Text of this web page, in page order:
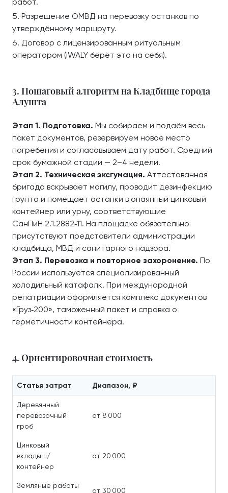
Разрешение ОМВД на перевозку останков по
утверждённому маршруту.
Договор с лицензированным ритуальным
оператором (iWALY берёт это на себя).
3. Пошаговый алгоритм на Кладбище города
Алушта
Этап 1. Подготовка. Мы собираем и подаём весь
пакет документов, резервируем новое место
погребения и согласовываем дату работ. Средний
срок бумажной стадии — 2–4 недели.
Этап 2. Техническая эксгумация. Аттестованная
бригада вскрывает могилу, проводит дезинфекцию
грунта и помещает останки в опаянный цинковый
контейнер или урну, соответствующие
СанПиН 2.1.2882‑11. На площадке обязательно
присутствуют представители администрации
кладбища, МВД и санитарного надзора.
Этап 3. Перевозка и повторное захоронение. По
России используется специализированный
холодильный катафалк. При международной
репатриации оформляется комплекс документов
«Груз‑200», таможенный пакет и справка о
герметичности контейнера.
4. Ориентировочная стоимость
Статья затрат Диапазон, ₽
Деревянный
перевозочный
гроб
от 8 000
Цинковый
вкладыш/
контейнер
от 20 000
Земляные работы
от 30 000